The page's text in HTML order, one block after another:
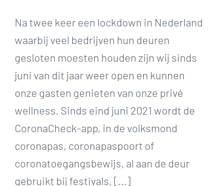
Na twee keer een lockdown in Nederland
waarbij veel bedrijven hun deuren
gesloten moesten houden zijn wij sinds
juni van dit jaar weer open en kunnen
onze gasten genieten van onze privé
wellness. Sinds eind juni 2021 wordt de
CoronaCheck-app, in de volksmond
coronapas, coronapaspoort of
coronatoegangsbewijs, al aan de deur
gebruikt bij festivals, [...]